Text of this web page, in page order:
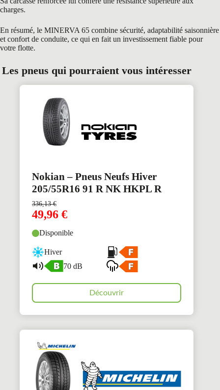
charges.
En résumé, le MINERVA 65 combine sécurité, adaptabilité saisonnière
et confort de conduite, ce qui en fait un investissement fiable pour
votre flotte.
Les pneus qui pourraient vous intéresser
Nokian – Pneus Neufs Hiver
205/55R16 91 R NK HKPL R
336,13€
49,96 €
Disponible
Hiver
70 dB
Découvrir